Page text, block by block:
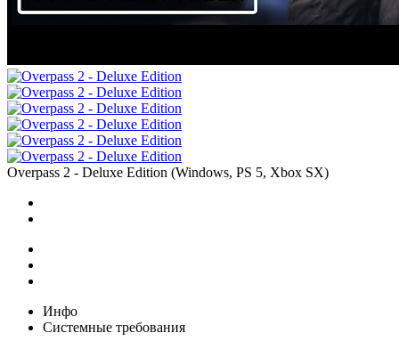
Overpass 2 - Deluxe Edition (Windows, PS 5, Xbox SX)
Инфо
Системные требования